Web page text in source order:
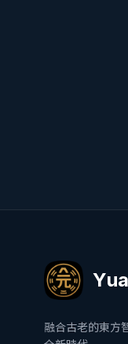
融合古老的東方